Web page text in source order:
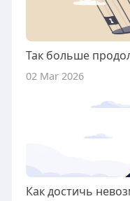
Так больше
02 Mar 2026